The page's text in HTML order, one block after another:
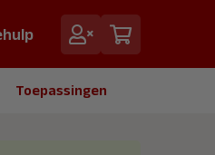
Toepassingen